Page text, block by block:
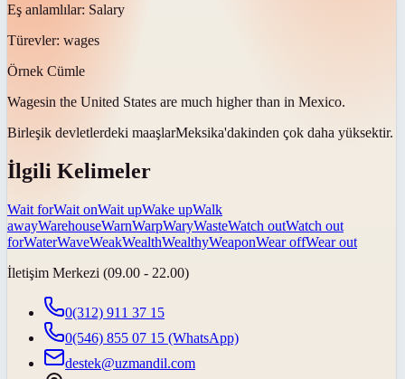
Eş anlamlılar: Salary
Türevler: wages
Örnek Cümle
Wagesin the United States are much higher than in Mexico.
Birleşik devletlerdeki maaşlarMeksika'dakinden çok daha yüksektir.
İlgili Kelimeler
Wait forWait onWait upWake upWalk
awayWarehouseWarnWarpWaryWasteWatch outWatch out
forWaterWaveWeakWealthWealthyWeaponWear offWear out
İletişim Merkezi (09.00 - 22.00)
0(312) 911 37 15
0(546) 855 07 15 (WhatsApp)
destek@uzmandil.com